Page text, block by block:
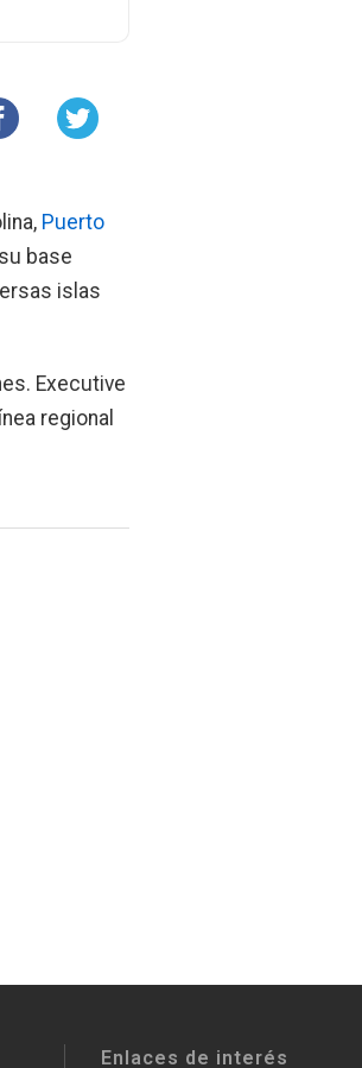
Puerto
base
islas
Executive
regional
Enlaces de interés